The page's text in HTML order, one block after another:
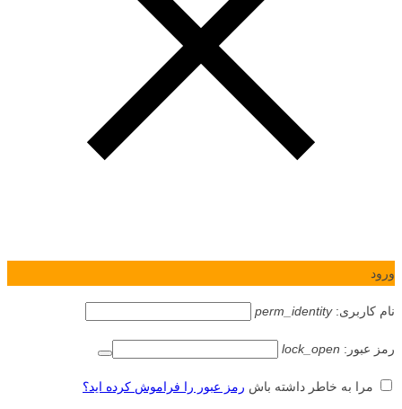
ورود
نام کاربری:perm_identity
رمز عبور: lock_open
مرا به خاطر داشته باش رمز عبور را فراموش کرده اید؟